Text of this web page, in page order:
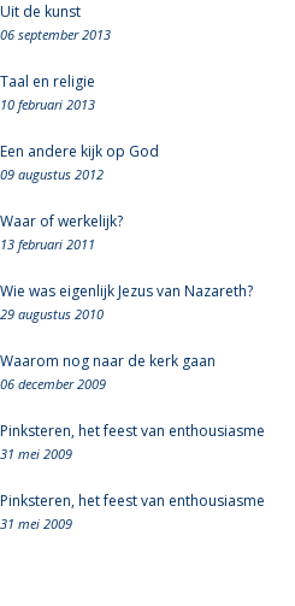
Uit de kunst
06 september 2013
Taal en religie
10 februari 2013
Een andere kijk op God
09 augustus 2012
Waar of werkelijk?
13 februari 2011
Wie was eigenlijk Jezus van Nazareth?
29 augustus 2010
Waarom nog naar de kerk gaan
06 december 2009
Pinksteren, het feest van enthousiasme
31 mei 2009
Pinksteren, het feest van enthousiasme
31 mei 2009